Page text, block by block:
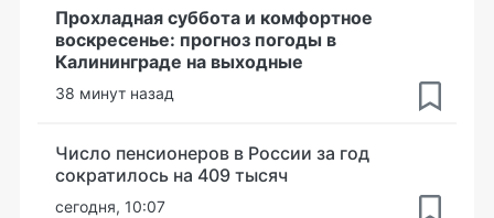
Прохладная суббота и комфортное
воскресенье: прогноз погоды в
Калининграде на выходные
38 минут назад
Число пенсионеров в России за год
сократилось на 409 тысяч
сегодня, 10:07